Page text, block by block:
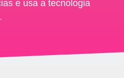
e usa a tecnologia